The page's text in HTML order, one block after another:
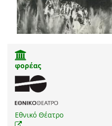
φορέας
Εθνικό Θέατρο